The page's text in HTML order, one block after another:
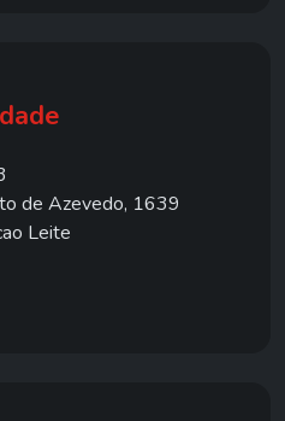
de Azevedo, 1639
Leite